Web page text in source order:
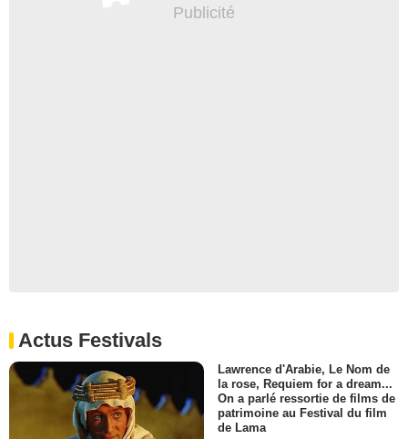
Actus Festivals
Lawrence d'Arabie, Le Nom de
la rose, Requiem for a dream...
On a parlé ressortie de films de
patrimoine au Festival du film
de Lama